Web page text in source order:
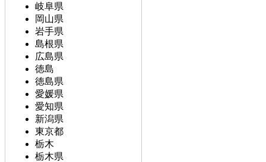
岐阜県
岡山県
岩手県
島根県
広島県
徳島
徳島県
愛媛県
愛知県
新潟県
東京都
栃木
栃木県